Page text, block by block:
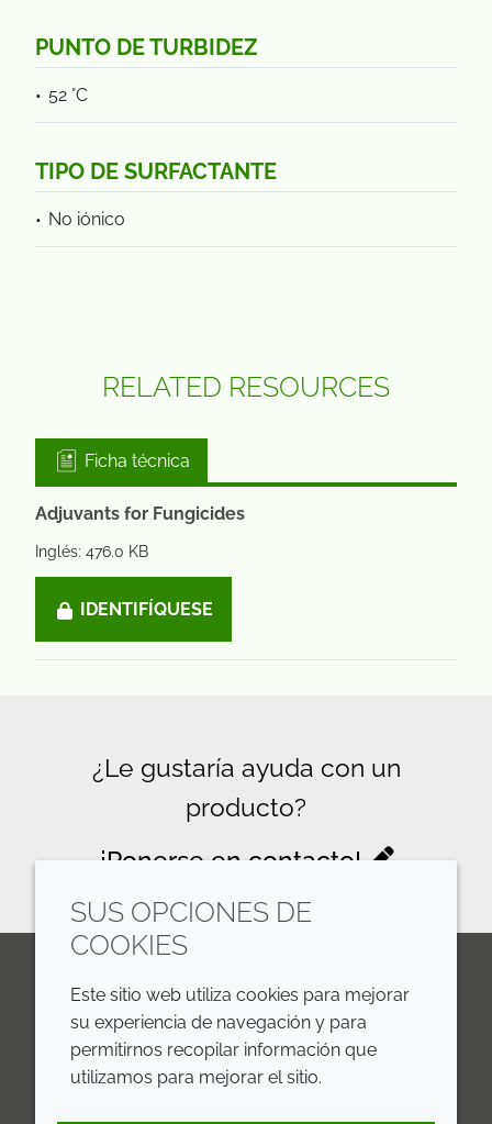
PUNTO DE TURBIDEZ
52 °C
TIPO DE SURFACTANTE
No iónico
RELATED RESOURCES
Ficha técnica
Adjuvants for Fungicides
Inglés: 476.0 KB
IDENTIFÍQUESE
¿Le gustaría ayuda con un
producto?
¡Ponerse en contacto!
LinkedInYoutubeLine
EMPRESA
SUS OPCIONES DE
COOKIES
Este sitio web utiliza cookies para mejorar
su experiencia de navegación y para
permitirnos recopilar información que
utilizamos para mejorar el sitio.